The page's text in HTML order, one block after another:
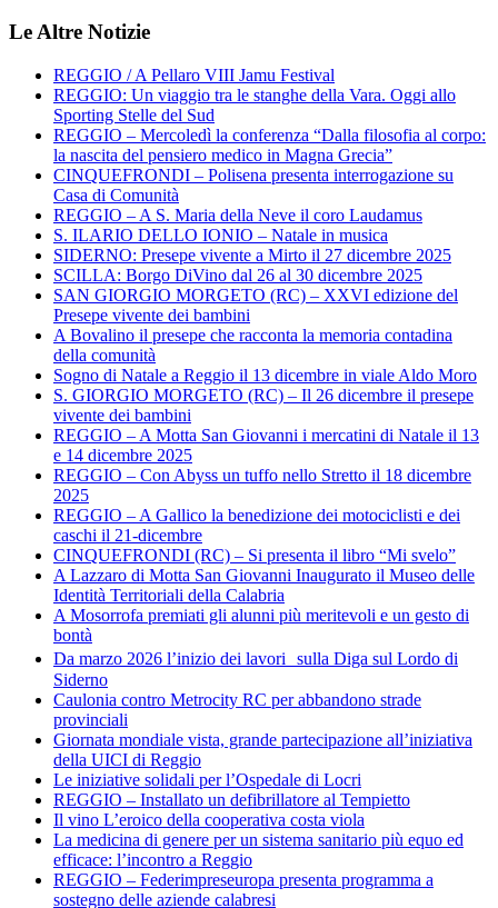
Le Altre Notizie
REGGIO / A Pellaro VIII Jamu Festival
REGGIO: Un viaggio tra le stanghe della Vara. Oggi allo
Sporting Stelle del Sud
REGGIO – Mercoledì la conferenza “Dalla filosofia al corpo:
la nascita del pensiero medico in Magna Grecia”
CINQUEFRONDI – Polisena presenta interrogazione su
Casa di Comunità
REGGIO – A S. Maria della Neve il coro Laudamus
S. ILARIO DELLO IONIO – Natale in musica
SIDERNO: Presepe vivente a Mirto il 27 dicembre 2025
SCILLA: Borgo DiVino dal 26 al 30 dicembre 2025
SAN GIORGIO MORGETO (RC) – XXVI edizione del
Presepe vivente dei bambini
A Bovalino il presepe che racconta la memoria contadina
della comunità
Sogno di Natale a Reggio il 13 dicembre in viale Aldo Moro
S. GIORGIO MORGETO (RC) – Il 26 dicembre il presepe
vivente dei bambini
REGGIO – A Motta San Giovanni i mercatini di Natale il 13
e 14 dicembre 2025
REGGIO – Con Abyss un tuffo nello Stretto il 18 dicembre
2025
REGGIO – A Gallico la benedizione dei motociclisti e dei
caschi il 21-dicembre
CINQUEFRONDI (RC) – Si presenta il libro “Mi svelo”
A Lazzaro di Motta San Giovanni Inaugurato il Museo delle
Identità Territoriali della Calabria
A Mosorrofa premiati gli alunni più meritevoli e un gesto di
bontà
Da marzo 2026 l’inizio dei lavori sulla Diga sul Lordo di
Siderno
Caulonia contro Metrocity RC per abbandono strade
provinciali
Giornata mondiale vista, grande partecipazione all’iniziativa
della UICI di Reggio
Le iniziative solidali per l’Ospedale di Locri
REGGIO – Installato un defibrillatore al Tempietto
Il vino L’eroico della cooperativa costa viola
La medicina di genere per un sistema sanitario più equo ed
efficace: l’incontro a Reggio
REGGIO – Federimpreseuropa presenta programma a
sostegno delle aziende calabresi